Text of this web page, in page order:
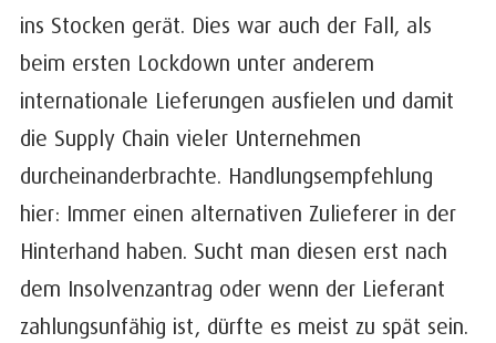
ins Stocken gerät. Dies war auch der Fall, als
beim ersten Lockdown unter anderem
internationale Lieferungen ausfielen und damit
die Supply Chain vieler Unternehmen
durcheinanderbrachte. Handlungsempfehlung
hier: Immer einen alternativen Zulieferer in der
Hinterhand haben. Sucht man diesen erst nach
dem Insolvenzantrag oder wenn der Lieferant
zahlungsunfähig ist, dürfte es meist zu spät sein.